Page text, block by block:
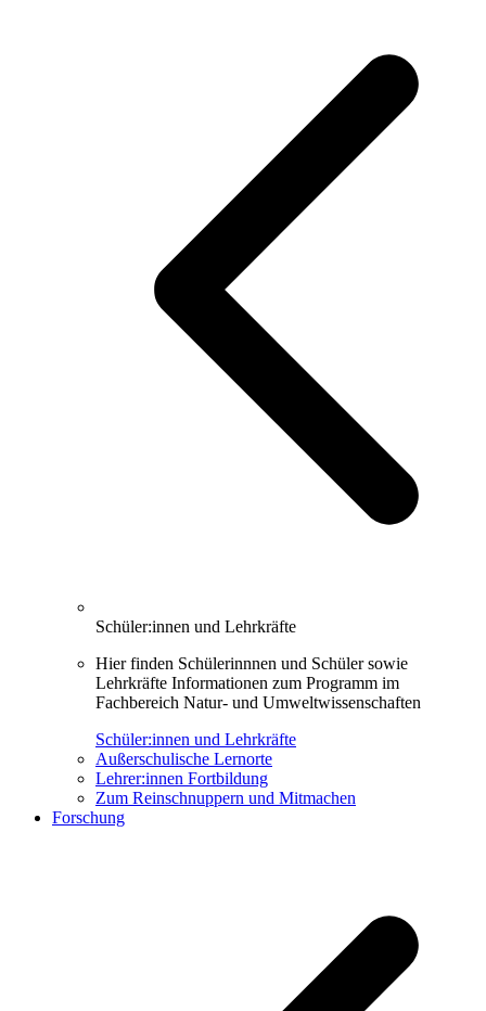
Schüler:innen und Lehrkräfte
Hier finden Schülerinnnen und Schüler sowie
Lehrkräfte Informationen zum Programm im
Fachbereich Natur- und Umweltwissenschaften
Schüler:innen und Lehrkräfte
Außerschulische Lernorte
Lehrer:innen Fortbildung
Zum Reinschnuppern und Mitmachen
Forschung